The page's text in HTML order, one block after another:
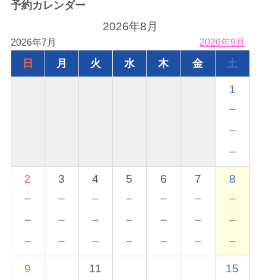
予約カレンダー
2026年8月
2026年7月 2026年9月
日 月 火 水 木 金 土
1
－
－
－
2
－
－
－
3
－
－
－
4
－
－
－
5
－
－
－
6
－
－
－
7
－
－
－
8
－
－
－
9 11 15